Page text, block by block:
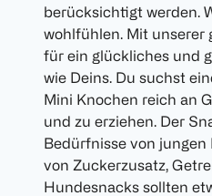
berücksichtigt werden.
wohlfühlen. Mit unserer
für ein glückliches und
wie Deins. Du suchst
Mini Knochen reich an
und zu erziehen. Der
Bedürfnisse von
von Zuckerzusatz,
Hundesnacks sollten